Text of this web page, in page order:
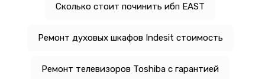
Сколько стоит починить ибп EAST
Ремонт духовых шкафов Indesit стоимость
Ремонт телевизоров Toshiba с гарантией